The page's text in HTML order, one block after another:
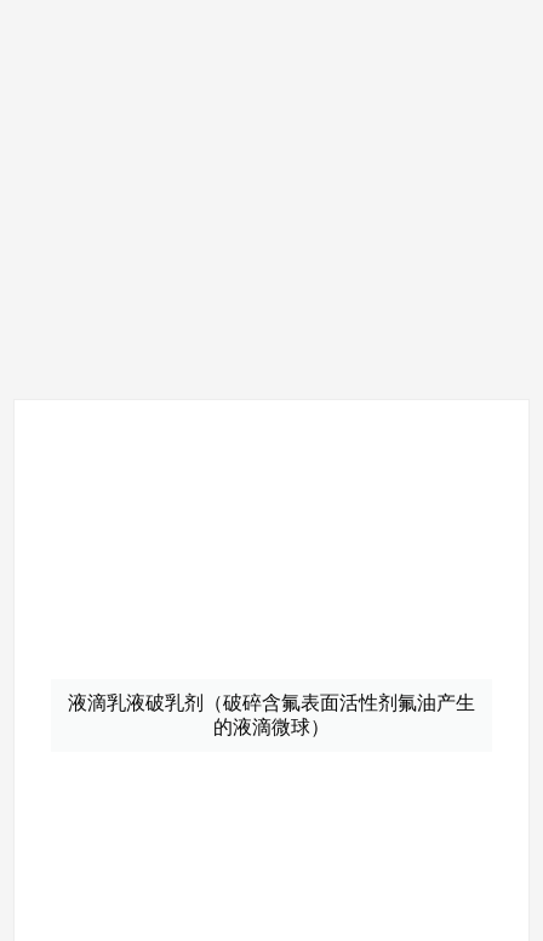
液滴乳液破乳剂（破碎含氟表面活性剂氟油产生
的液滴微球）